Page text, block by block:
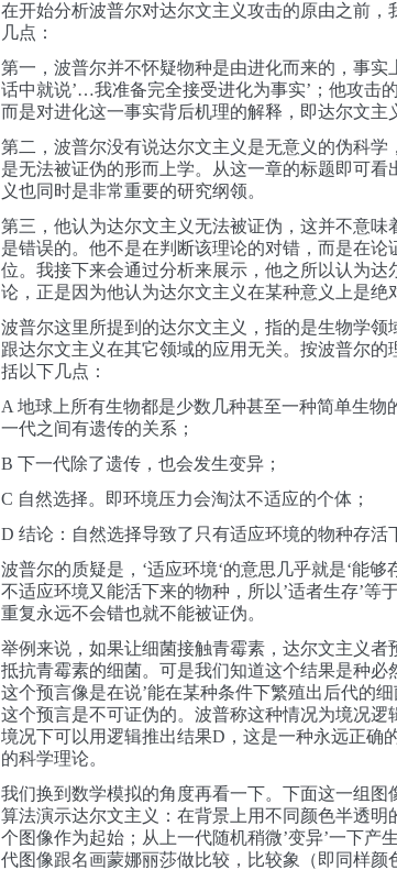
在开始分析波普尔对达尔文主义攻击的原由之前，
几点：
第一，波普尔并不怀疑物种是由进化而来的，事实
话中就说’…我准备完全接受进化为事实’；他攻击
而是对进化这一事实背后机理的解释，即达尔文主
第二，波普尔没有说达尔文主义是无意义的伪科学
是无法被证伪的形而上学。从这一章的标题即可看
义也同时是非常重要的研究纲领。
第三，他认为达尔文主义无法被证伪，这并不意味
是错误的。他不是在判断该理论的对错，而是在论
位。我接下来会通过分析来展示，他之所以认为达
论，正是因为他认为达尔文主义在某种意义上是绝
波普尔这里所提到的达尔文主义，指的是生物学领
跟达尔文主义在其它领域的应用无关。按波普尔的
括以下几点：
A 地球上所有生物都是少数几种甚至一种简单生物
一代之间有遗传的关系；
B 下一代除了遗传，也会发生变异；
C 自然选择。即环境压力会淘汰不适应的个体；
D 结论 ：自然选择导致了只有适应环境的物种存活
波普尔的质疑是， ‘适应环境‘的意思几乎就是‘能够
不适应环境又能活下来的物种 ， 所以’适者生存’等
重复永远不会错也就不能被证伪。
举例来说，如果让细菌接触青霉素， 达尔文主义者
抵抗青霉素的细菌。可是我们知道这个结果是种必
这个预言像是在说’能在某种条件下繁殖出后代的细
这个预言是不可证伪的。波普称这种情况为境况逻
境况下可以用逻辑推出结果D，这是一种永远正确
的科学理论。
我们换到数学模拟的角度再看一下。下面这一组图
算法演示达尔文主义： 在背景上用不同颜色半透明
个图像作为起始；从上一代随机稍微’变异’一下产
代图像跟名画蒙娜丽莎做比较， 比较象（即 同样颜